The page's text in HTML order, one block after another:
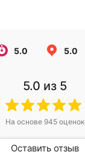
5.0 5.0
5.0 из 5
На основе 945оценок
Оставить отзыв